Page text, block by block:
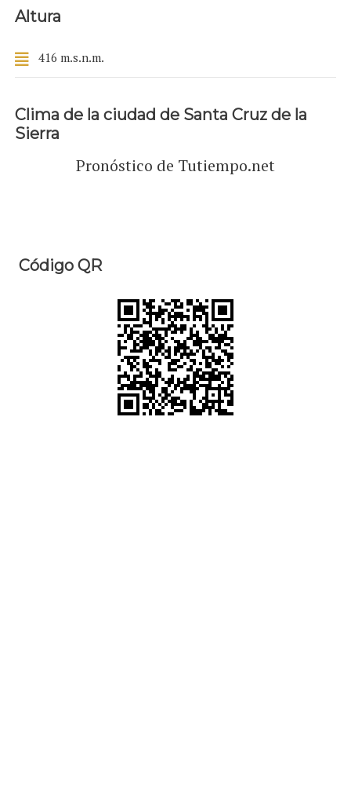
Altura
416 m.s.n.m.
Clima de la ciudad de Santa Cruz de la
Sierra
Pronóstico de Tutiempo.net
Código QR